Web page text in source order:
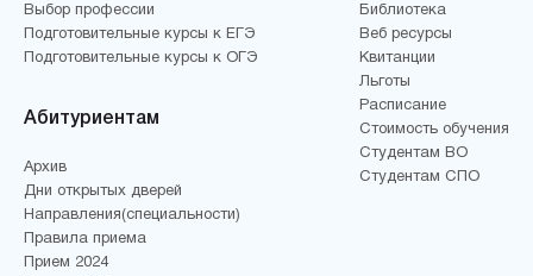
Выбор профессии
Подготовительные курсы к ЕГЭ
Подготовительные курсы к ОГЭ
Абитуриентам
Архив
Дни открытых дверей
Направления(специальности)
Правила приема
Прием 2024
Библиотека
Веб ресурсы
Квитанции
Льготы
Расписание
Стоимость обучения
Студентам ВО
Студентам СПО